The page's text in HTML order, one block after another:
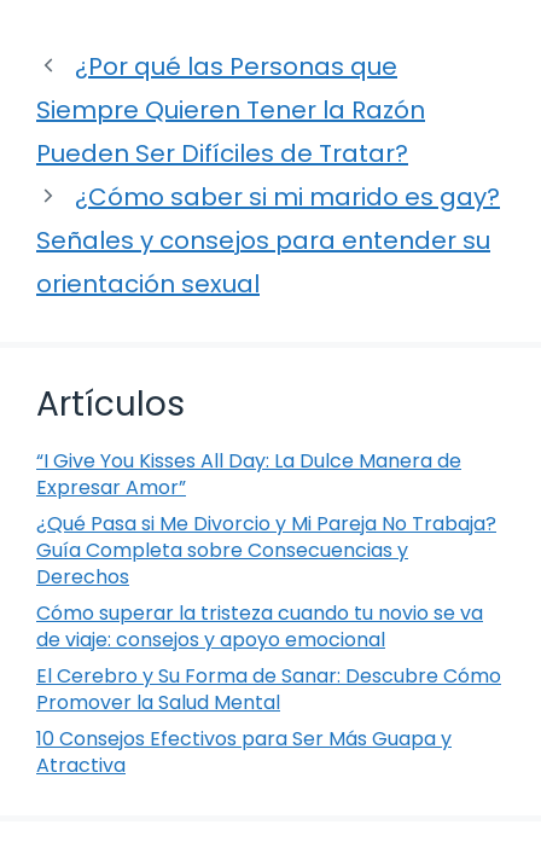
¿Por qué las Personas que
Siempre Quieren Tener la Razón
Pueden Ser Difíciles de Tratar?
¿Cómo saber si mi marido es gay?
Señales y consejos para entender su
orientación sexual
Artículos
“I Give You Kisses All Day: La Dulce Manera de
Expresar Amor”
¿Qué Pasa si Me Divorcio y Mi Pareja No Trabaja?
Guía Completa sobre Consecuencias y
Derechos
Cómo superar la tristeza cuando tu novio se va
de viaje: consejos y apoyo emocional
El Cerebro y Su Forma de Sanar: Descubre Cómo
Promover la Salud Mental
10 Consejos Efectivos para Ser Más Guapa y
Atractiva